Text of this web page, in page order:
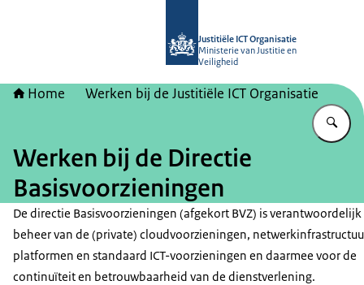
Justitiële ICT Organisatie
Ministerie van Justitie en
Veiligheid
Home Werken bij de Justitiële ICT Organisatie
Werken bij de Directie
Basisvoorzieningen
De directie Basisvoorzieningen (afgekort BVZ) is
beheer van de (private) cloudvoorzieningen,
platformen en standaard ICT-voorzieningen en daarmee voor de
continuïteit en betrouwbaarheid van de dienstverlening.